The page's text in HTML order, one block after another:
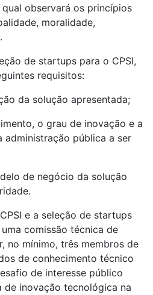
observará os princípios
moralidade,
de startups para o CPSI,
requisitos:
da solução apresentada;
o grau de inovação e a
administração pública a ser
de negócio da solução
e a seleção de startups
comissão técnica de
no mínimo, três membros de
de conhecimento técnico
de interesse público
de inovação tecnológica na